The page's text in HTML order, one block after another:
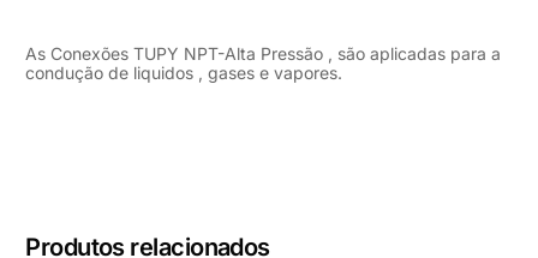
As Conexões TUPY NPT-Alta Pressão , são aplicadas para a
condução de liquidos , gases e vapores.
Produtos relacionados